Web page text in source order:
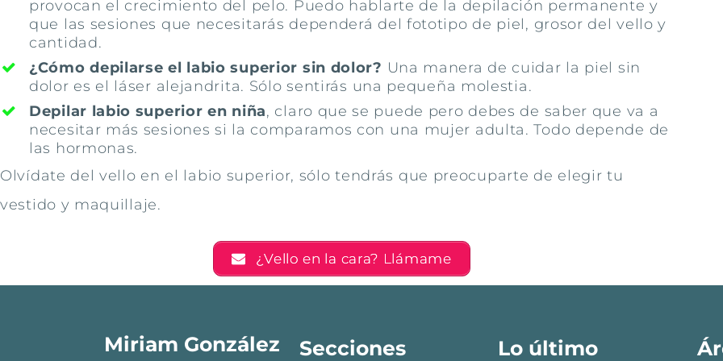
provocan el crecimiento del pelo. Puedo hablarte de la depilación permanente y
que las sesiones que necesitarás dependerá del fototipo de piel, grosor del vello y
cantidad.
¿Cómo depilarse el labio superior sin dolor? Una manera de cuidar la piel sin
dolor es el láser alejandrita. Sólo sentirás una pequeña molestia.
Depilar labio superior en niña, claro que se puede pero debes de saber que va a
necesitar más sesiones si la comparamos con una mujer adulta. Todo depende de
las hormonas.
Olvídate del vello en el labio superior, sólo tendrás que preocuparte de elegir tu
vestido y maquillaje.
¿Vello en la cara? Llámame
Miriam González Secciones Lo último